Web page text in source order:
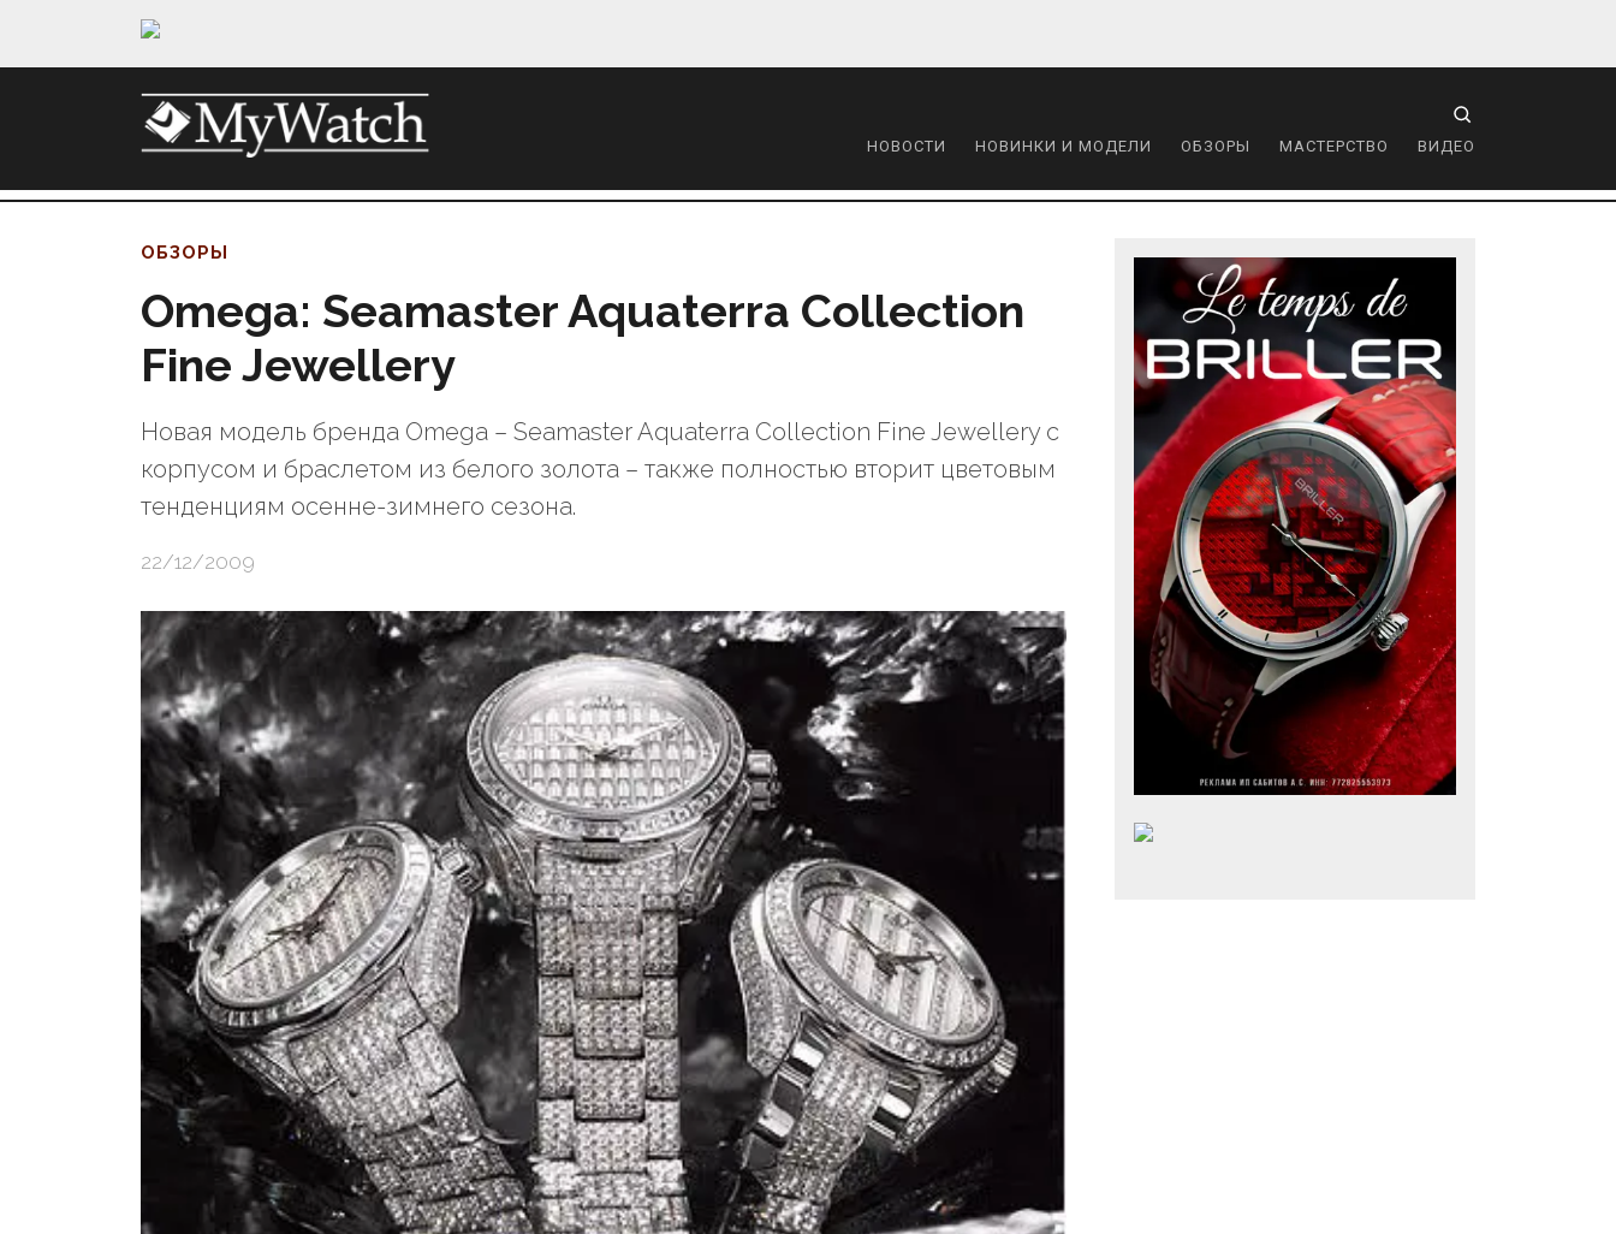
НОВОСТИ НОВИНКИ И МОДЕЛИ ОБЗОРЫ МАСТЕРСТВО ВИДЕО
ОБЗОРЫ
Omega: Seamaster Aquaterra Collection
Fine Jewellery
Новая модель бренда Omega – Seamaster Aquaterra Collection Fine Jewellery с
корпусом и браслетом из белого золота – также полностью вторит цветовым
тенденциям осенне-зимнего сезона.
22/12/2009